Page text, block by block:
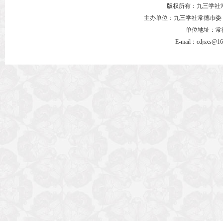
版权所有：九三学
主办单位：九三学社常德市
单位地址：
E-mail：